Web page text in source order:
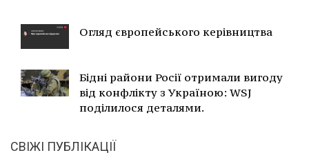
Огляд європейського керівництва
Бідні райони Росії отримали вигоду
від конфлікту з Україною: WSJ
поділилося деталями.
СВІЖІ ПУБЛІКАЦІЇ